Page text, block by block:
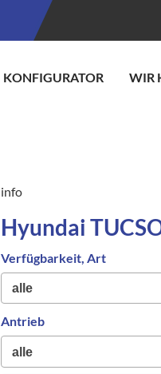
KONFIGURATOR WIR
info
Hyundai
Verfügbarkeit, Art
Antrieb